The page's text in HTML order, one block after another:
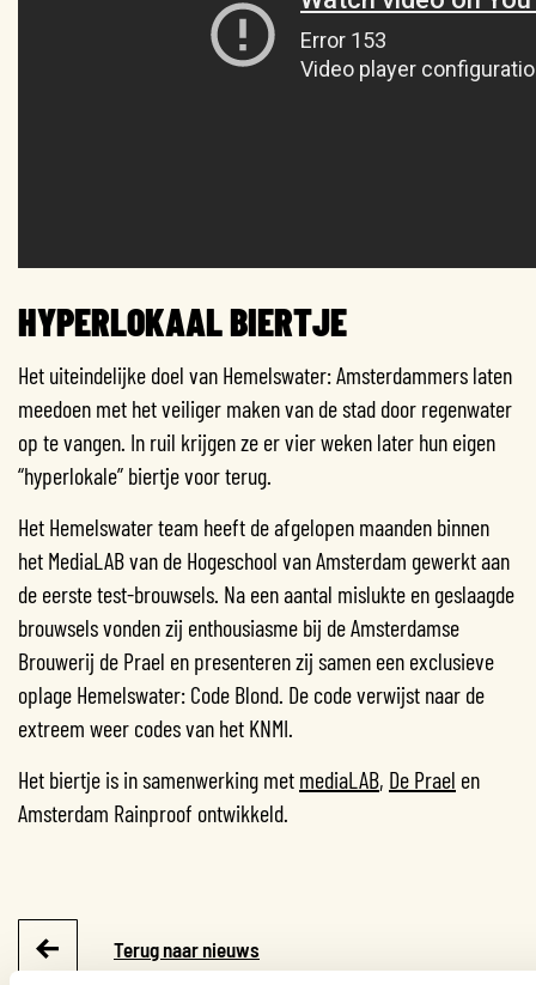
HYPERLOKAAL BIERTJE
Het uiteindelijke doel van Hemelswater: Amsterdammers laten
meedoen met het veiliger maken van de stad door regenwater
op te vangen. In ruil krijgen ze er vier weken later hun eigen
“hyperlokale” biertje voor terug.
Het Hemelswater team heeft de afgelopen maanden binnen
het MediaLAB van de Hogeschool van Amsterdam gewerkt aan
de eerste test-brouwsels. Na een aantal mislukte en geslaagde
brouwsels vonden zij enthousiasme bij de Amsterdamse
Brouwerij de Prael en presenteren zij samen een exclusieve
oplage Hemelswater: Code Blond. De code verwijst naar de
extreem weer codes van het KNMI.
Het biertje is in samenwerking met mediaLAB, De Prael en
Amsterdam Rainproof ontwikkeld.
Terug naar nieuws